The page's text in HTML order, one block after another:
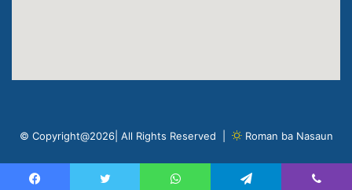
© Copyright@2026| All Rights Reserved | Roman ba Nasaun